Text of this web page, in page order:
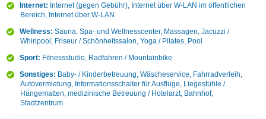
Internet: Internet (gegen Gebühr), Internet über W-LAN im öffentlichen
Bereich, Internet über W-LAN
Wellness: Sauna, Spa- und Wellnesscenter, Massagen, Jacuzzi /
Whirlpool, Friseur / Schönheitssalon, Yoga / Pilates, Pool
Sport: Fitnessstudio, Radfahren / Mountainbike
Sonstiges: Baby- / Kinderbetreuung, Wäscheservice, Fahrradverleih,
Autovermietung, Informationsschalter für Ausflüge, Liegestühle /
Hängematten, medizinische Betreuung / Hotelarzt, Bahnhof,
Stadtzentrum